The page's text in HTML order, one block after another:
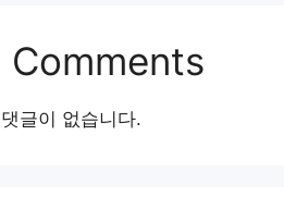
Comments
글이 없습니다.